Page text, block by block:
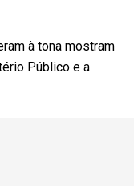
à tona mostram
Público e a